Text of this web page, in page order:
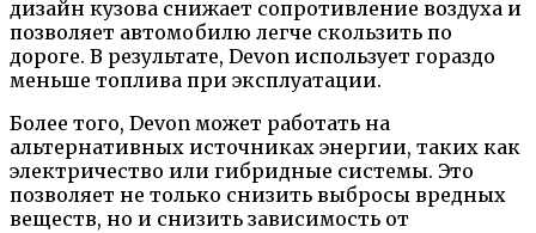
дизайн кузова снижает сопротивление воздуха и
позволяет автомобилю легче скользить по
дороге. В результате, Devon использует гораздо
меньше топлива при эксплуатации.
Более того, Devon может работать на
альтернативных источниках энергии, таких как
электричество или гибридные системы. Это
позволяет не только снизить выбросы вредных
веществ, но и снизить зависимость от